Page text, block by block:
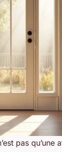
pas